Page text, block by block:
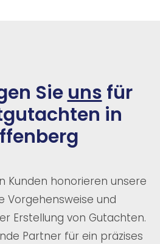
Sie uns für
in
Kunden honorieren unsere
Vorgehensweise und
Erstellung von Gutachten.
Partner für ein präzises